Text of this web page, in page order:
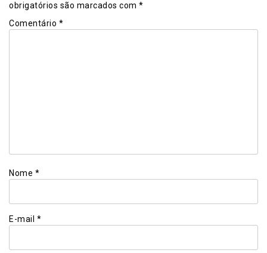
obrigatórios são marcados com *
Comentário *
Nome *
E-mail *